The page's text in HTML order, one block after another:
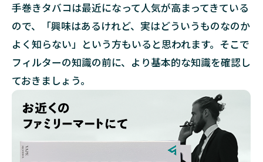
1.2
紙巻
きタ
バコ
との
違い
手巻
きタ
手巻きタバコは最近になって人気が高まってきている
ので、「興味はあるけれど、実はどういうものなのか
よく知らない」という方もいると思われます。そこで
フィルターの知識の前に、より基本的な知識を確認し
ておきましょう。